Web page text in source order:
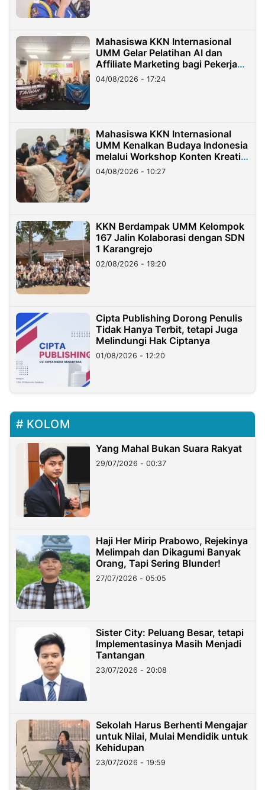
Mahasiswa KKN Internasional
UMM Gelar Pelatihan AI dan
Affiliate Marketing bagi Pekerja
Migran Indonesia di Taiwan
04/08/2026 - 17:24
Mahasiswa KKN Internasional
UMM Kenalkan Budaya Indonesia
melalui Workshop Konten Kreatif
di Taiwan
04/08/2026 - 10:27
KKN Berdampak UMM Kelompok
167 Jalin Kolaborasi dengan SDN
1 Karangrejo
02/08/2026 - 19:20
Cipta Publishing Dorong Penulis
Tidak Hanya Terbit, tetapi Juga
Melindungi Hak Ciptanya
01/08/2026 - 12:20
KOLOM
Yang Mahal Bukan Suara Rakyat
29/07/2026 - 00:37
Haji Her Mirip Prabowo, Rejekinya
Melimpah dan Dikagumi Banyak
Orang, Tapi Sering Blunder!
27/07/2026 - 05:05
Sister City: Peluang Besar, tetapi
Implementasinya Masih Menjadi
Tantangan
23/07/2026 - 20:08
Sekolah Harus Berhenti Mengajar
untuk Nilai, Mulai Mendidik untuk
Kehidupan
23/07/2026 - 19:59